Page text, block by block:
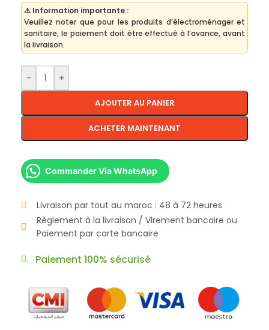
⚠️ Information importante :
Veuillez noter que pour les produits d’électroménager et
sanitaire, le paiement doit être effectué à l’avance, avant
la livraison.
- +
AJOUTER AU PANIER
ACHETER MAINTENANT
Commander Via WhatsApp
Livraison par tout au maroc : 48 à 72 heures
Règlement à la livraison / Virement bancaire ou
Paiement par carte bancaire
Paiement 100% sécurisé